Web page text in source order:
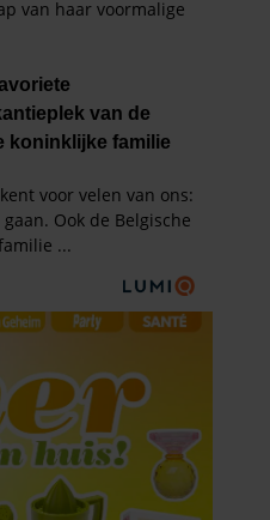
IN
krijgt u twee keer per